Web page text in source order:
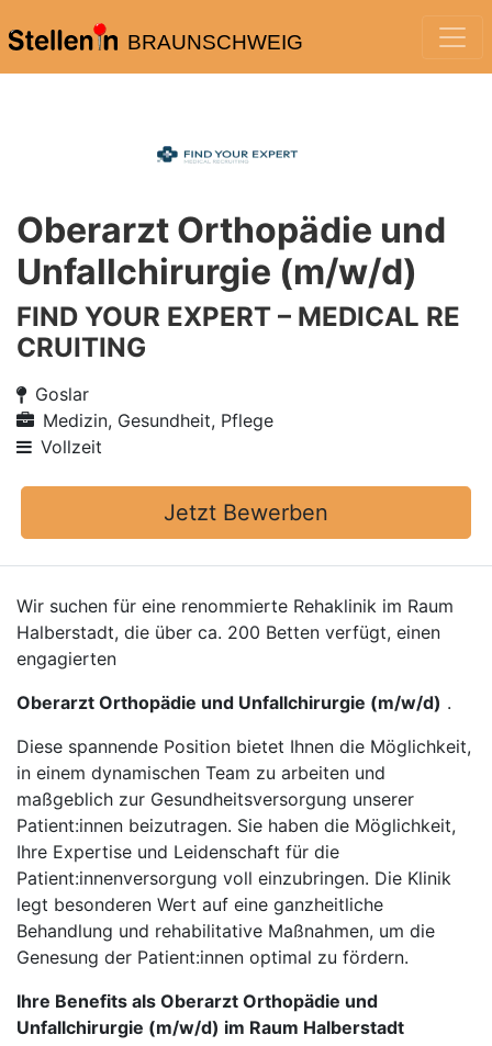
BRAUNSCHWEIG
Oberarzt Orthopädie und
Unfallchirurgie (m/w/d)
FIND YOUR EXPERT – MEDICAL RE
CRUITING
Goslar
Medizin, Gesundheit, Pflege
Vollzeit
Jetzt Bewerben
Wir suchen für eine renommierte Rehaklinik im Raum
Halberstadt, die über ca. 200 Betten verfügt, einen
engagierten
Oberarzt Orthopädie und Unfallchirurgie (m/w/d) .
Diese spannende Position bietet Ihnen die Möglichkeit,
in einem dynamischen Team zu arbeiten und
maßgeblich zur Gesundheitsversorgung unserer
Patient:innen beizutragen. Sie haben die Möglichkeit,
Ihre Expertise und Leidenschaft für die
Patient:innenversorgung voll einzubringen. Die Klinik
legt besonderen Wert auf eine ganzheitliche
Behandlung und rehabilitative Maßnahmen, um die
Genesung der Patient:innen optimal zu fördern.
Ihre Benefits als Oberarzt Orthopädie und
Unfallchirurgie (m/w/d) im Raum Halberstadt